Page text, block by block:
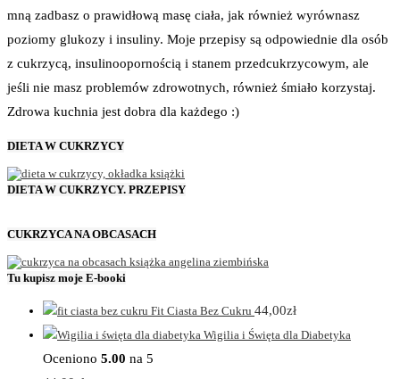
mną zadbasz o prawidłową masę ciała, jak również wyrównasz
poziomy glukozy i insuliny. Moje przepisy są odpowiednie dla osób
z cukrzycą, insulinoopornością i stanem przedcukrzycowym, ale
jeśli nie masz problemów zdrowotnych, również śmiało korzystaj.
Zdrowa kuchnia jest dobra dla każdego :)
DIETA W CUKRZYCY
DIETA W CUKRZYCY. PRZEPISY
CUKRZYCA NA OBCASACH
Tu kupisz moje E-booki
Fit Ciasta Bez Cukru 44,00zł
Wigilia i Święta dla Diabetyka
Oceniono 5.00 na 5